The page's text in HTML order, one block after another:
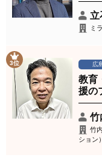
立
ミ
3位 広
教育
援の
竹
竹
ション）